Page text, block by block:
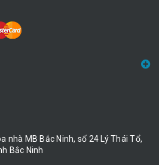
nhà MB Bắc Ninh, số 24 Lý Thái Tổ,
Bắc Ninh